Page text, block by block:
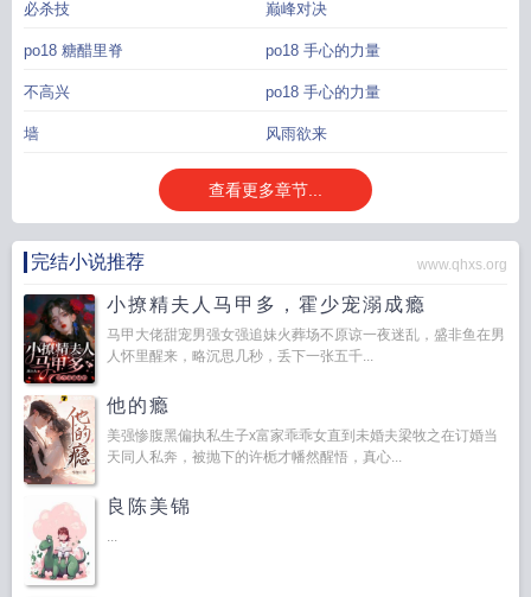
必杀技 巅峰对决
po18 糖醋里脊 po18 手心的力量
不高兴 po18 手心的力量
墙 风雨欲来
查看更多章节...
完结小说推荐 www.qhxs.org
小撩精夫人马甲多，霍少宠溺成瘾
马甲大佬甜宠男强女强追妹火葬场不原谅一夜迷乱，盛非鱼在男
人怀里醒来，略沉思几秒，丢下一张五千...
他的瘾
美强惨腹黑偏执私生子x富家乖乖女直到未婚夫梁牧之在订婚当
天同人私奔，被抛下的许栀才幡然醒悟，真心...
良陈美锦
...